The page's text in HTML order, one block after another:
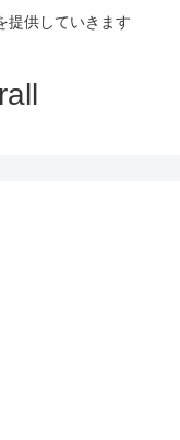
提供していきます